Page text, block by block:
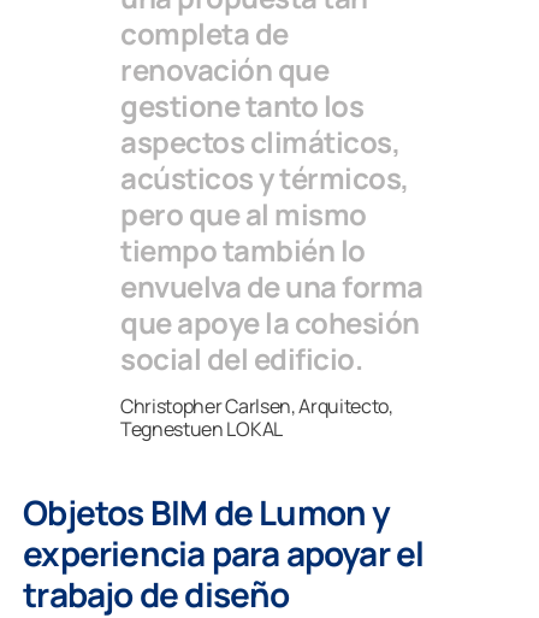
completa de
renovación que
gestione tanto los
aspectos climáticos,
acústicos y térmicos,
pero que al mismo
tiempo también lo
envuelva de una forma
que apoye la cohesión
social del edificio.
Christopher Carlsen, Arquitecto,
Tegnestuen LOKAL
Objetos BIM de Lumon y
experiencia para apoyar el
trabajo de diseño